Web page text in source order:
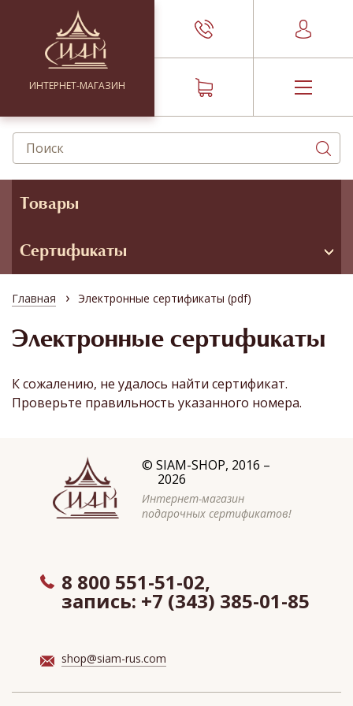
ИНТЕРНЕТ-МАГАЗИН
Товары
Сертификаты
Главная › Электронные сертификаты (pdf)
Электронные сертификаты
К сожалению, не удалось найти сертификат.
Проверьте правильность указанного номера.
© SIAM-SHOP, 2016 –
2026
Интернет-магазин
подарочных сертификатов!
8 800 551-51-02,
запись: +7 (343) 385-01-85
shop@siam-rus.com